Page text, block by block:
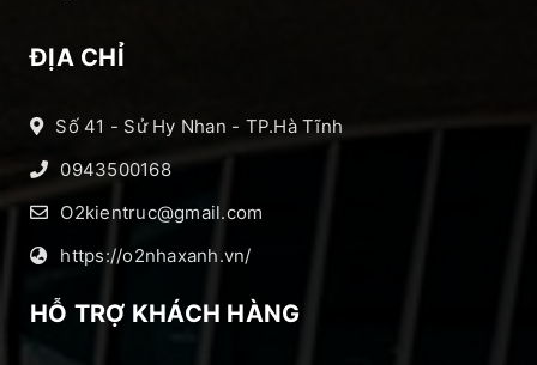
ĐỊA CHỈ
Số 41 - Sử Hy Nhan - TP.Hà Tĩnh
0943500168
O2kientruc@gmail.com
https://o2nhaxanh.vn/
HỖ TRỢ KHÁCH HÀNG